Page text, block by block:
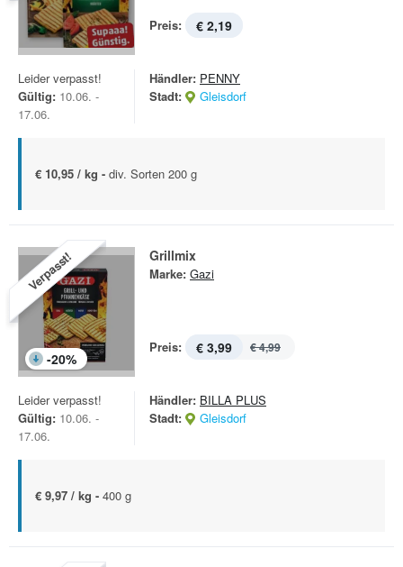
Preis: € 2,19
Leider verpasst!
Gültig: 10.06. -
17.06.
Händler: PENNY
Stadt:
Gleisdorf
€ 10,95 / kg - div. Sorten 200 g
Verpasst!
-20%
Grillmix
Marke: Gazi
Preis: € 3,99 € 4,99
Leider verpasst!
Gültig: 10.06. -
17.06.
Händler: BILLA PLUS
Stadt:
Gleisdorf
€ 9,97 / kg - 400 g